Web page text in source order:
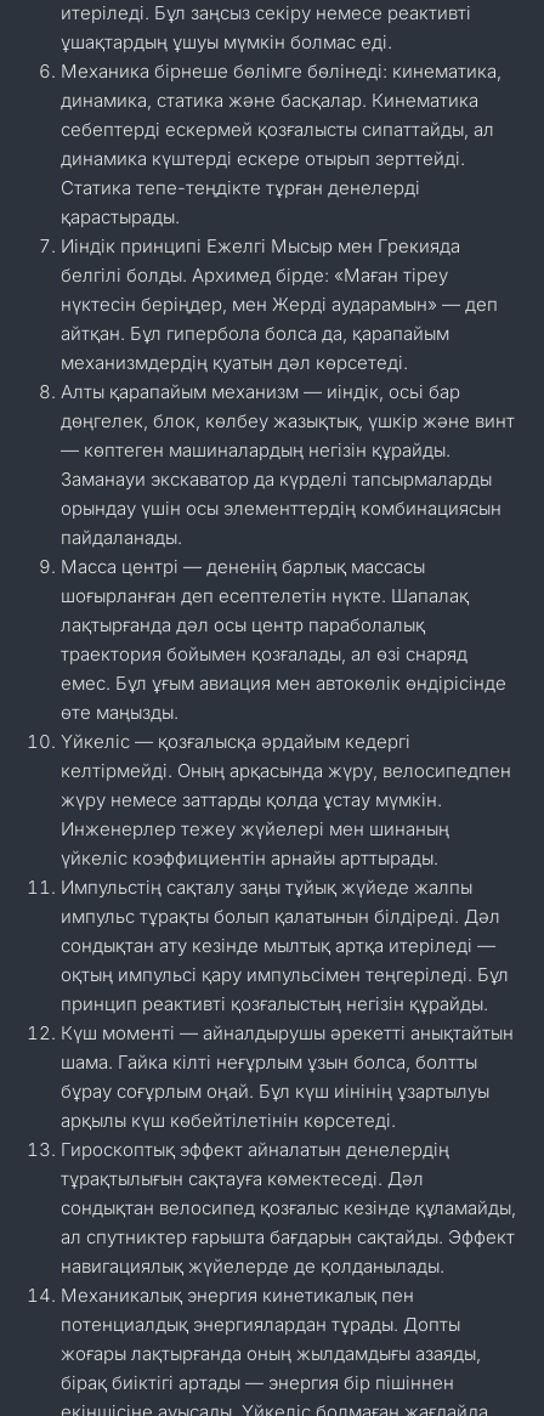
итеріледі. Бұл заңсыз секіру немесе реактивті
ұшақтардың ұшуы мүмкін болмас еді.
Механика бірнеше бөлімге бөлінеді: кинематика,
динамика, статика және басқалар. Кинематика
себептерді ескермей қозғалысты сипаттайды, ал
динамика күштерді ескере отырып зерттейді.
Статика тепе-теңдікте тұрған денелерді
қарастырады.
Иіндік принципі Ежелгі Мысыр мен Грекияда
белгілі болды. Архимед бірде: «Маған тіреу
нүктесін беріңдер, мен Жерді аударамын» — деп
айтқан. Бұл гипербола болса да, қарапайым
механизмдердің қуатын дәл көрсетеді.
Алты қарапайым механизм — иіндік, осьі бар
дөңгелек, блок, көлбеу жазықтық, үшкір және винт
— көптеген машиналардың негізін құрайды.
Заманауи экскаватор да күрделі тапсырмаларды
орындау үшін осы элементтердің комбинациясын
пайдаланады.
Масса центрі — дененің барлық массасы
шоғырланған деп есептелетін нүкте. Шапалақ
лақтырғанда дәл осы центр параболалық
траектория бойымен қозғалады, ал өзі снаряд
емес. Бұл ұғым авиация мен автокөлік өндірісінде
өте маңызды.
Үйкеліс — қозғалысқа әрдайым кедергі
келтірмейді. Оның арқасында жүру, велосипедпен
жүру немесе заттарды қолда ұстау мүмкін.
Инженерлер тежеу жүйелері мен шинаның
үйкеліс коэффициентін арнайы арттырады.
Импульстің сақталу заңы тұйық жүйеде жалпы
импульс тұрақты болып қалатынын білдіреді. Дәл
сондықтан ату кезінде мылтық артқа итеріледі —
оқтың импульсі қару импульсімен теңгеріледі. Бұл
принцип реактивті қозғалыстың негізін құрайды.
Күш моменті — айналдырушы әрекетті анықтайтын
шама. Гайка кілті неғұрлым ұзын болса, болтты
бұрау соғұрлым оңай. Бұл күш иінінің ұзартылуы
арқылы күш көбейтілетінін көрсетеді.
Гироскоптық эффект айналатын денелердің
тұрақтылығын сақтауға көмектеседі. Дәл
сондықтан велосипед қозғалыс кезінде құламайды,
ал спутниктер ғарышта бағдарын сақтайды. Эффект
навигациялық жүйелерде де қолданылады.
Механикалық энергия кинетикалық пен
потенциалдық энергиялардан тұрады. Допты
жоғары лақтырғанда оның жылдамдығы азаяды,
бірақ биіктігі артады — энергия бір пішіннен